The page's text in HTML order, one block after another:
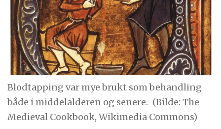
Blodtapping var mye brukt som behandling
både i middelalderen og senere. (Bilde: The
Medieval Cookbook, Wikimedia Commons)